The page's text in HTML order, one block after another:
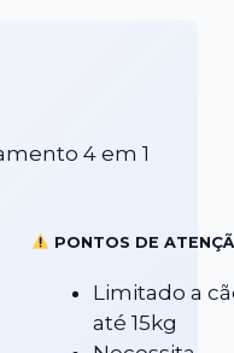
4 em 1
PONTOS DE
Limitado a
até 15kg